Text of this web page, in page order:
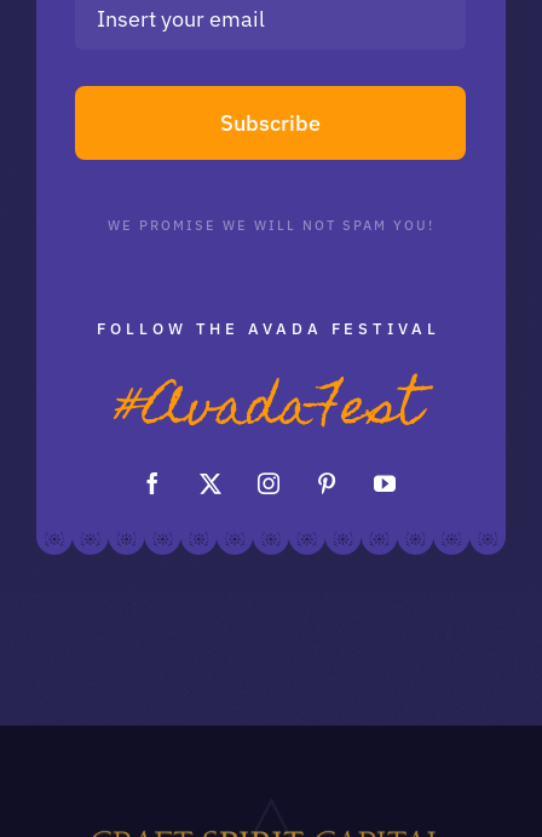
Subscribe
WE PROMISE WE WILL NOT SPAM YOU!
FOLLOW THE AVADA FESTIVAL